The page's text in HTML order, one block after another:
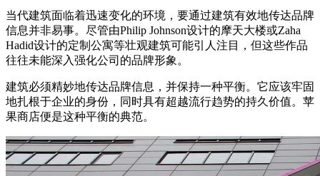
当代建筑面临着迅速变化的环境，要通过建筑有效地传达品牌
信息并非易事。尽管由Philip Johnson设计的摩天大楼或Zaha
Hadid设计的定制公寓等壮观建筑可能引人注目，但这些作品
往往未能深入强化公司的品牌形象。
建筑必须精妙地传达品牌信息，并保持一种平衡。它应该牢固
地扎根于企业的身份，同时具有超越流行趋势的持久价值。苹
果商店便是这种平衡的典范。